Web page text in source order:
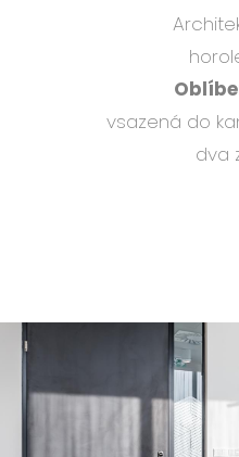
vsazená do
dva